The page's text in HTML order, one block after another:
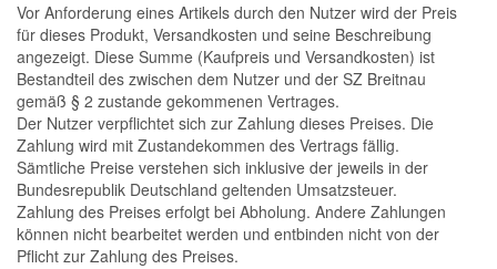
Vor Anforderung eines Artikels durch den Nutzer wird der Preis
für dieses Produkt, Versandkosten und seine Beschreibung
angezeigt. Diese Summe (Kaufpreis und Versandkosten) ist
Bestandteil des zwischen dem Nutzer und der SZ Breitnau
gemäß § 2 zustande gekommenen Vertrages.
Der Nutzer verpflichtet sich zur Zahlung dieses Preises. Die
Zahlung wird mit Zustandekommen des Vertrags fällig.
Sämtliche Preise verstehen sich inklusive der jeweils in der
Bundesrepublik Deutschland geltenden Umsatzsteuer.
Zahlung des Preises erfolgt bei Abholung. Andere Zahlungen
können nicht bearbeitet werden und entbinden nicht von der
Pflicht zur Zahlung des Preises.